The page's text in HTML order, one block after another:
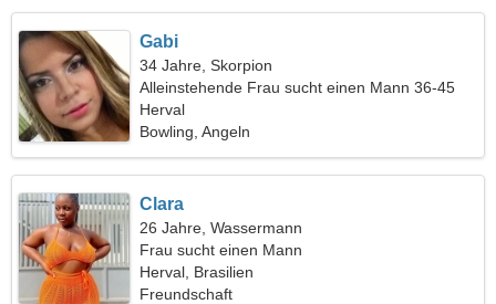
Gabi
34 Jahre, Skorpion
Alleinstehende Frau sucht einen Mann 36-45
Herval
Bowling, Angeln
Clara
26 Jahre, Wassermann
Frau sucht einen Mann
Herval, Brasilien
Freundschaft